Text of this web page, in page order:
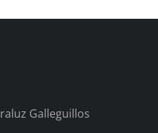
Galleguillos